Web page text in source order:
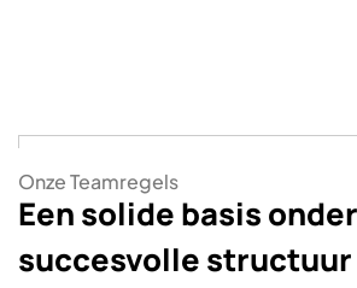
Onze Teamregels
Een solide basis
succesvolle structuur